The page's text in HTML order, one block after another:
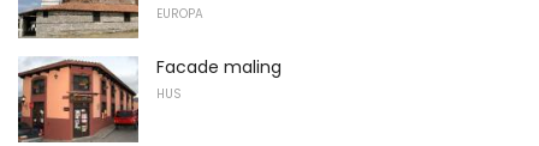
EUROPA
Facade maling
HUS